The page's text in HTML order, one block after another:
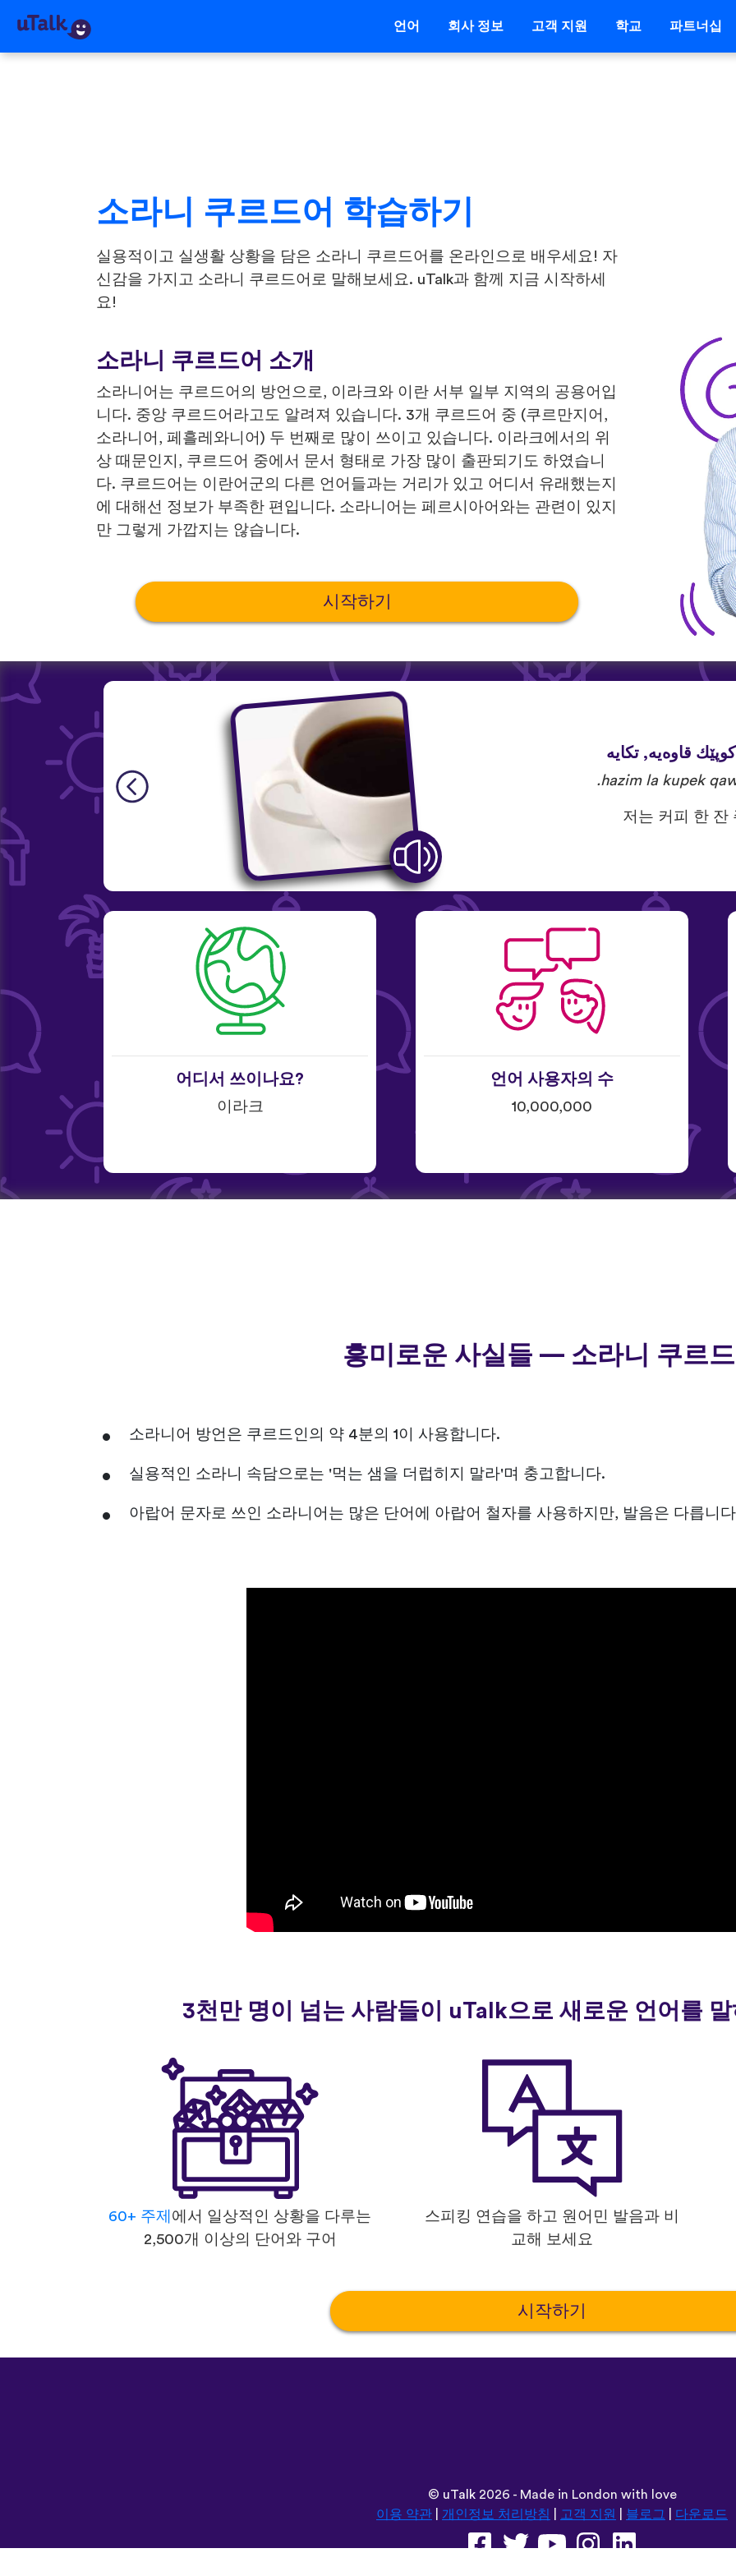
언어 회사 정보 고객 지원 학교 파트너십
소라니 쿠르드어 학습하기
실용적이고 실생활 상황을 담은 소라니 쿠르드어를 온라인으로 배우세요! 자
신감을 가지고 소라니 쿠르드어로 말해보세요. uTalk과 함께 지금 시작하세
요!
소라니 쿠르드어 소개
소라니어는 쿠르드어의 방언으로, 이라크와 이란 서부 일부 지역의 공용어입
니다. 중앙 쿠르드어라고도 알려져 있습니다. 3개 쿠르드어 중 (쿠르만지어,
소라니어, 페흘레와니어) 두 번째로 많이 쓰이고 있습니다. 이라크에서의 위
상 때문인지, 쿠르드어 중에서 문서 형태로 가장 많이 출판되기도 하였습니
다. 쿠르드어는 이란어군의 다른 언어들과는 거리가 있고 어디서 유래했는지
에 대해선 정보가 부족한 편입니다. 소라니어는 페르시아어와는 관련이 있지
만 그렇게 가깝지는 않습니다.
시작하기
قاوه‌یه‌, تكایه‌
hazim la kupek
저는 커피 한 잔
어디서 쓰이나요?
이라크
언어 사용자의 수
10,000,000
흥미로운 사실들 — 소라니 쿠르
소라니어 방언은 쿠르드인의 약 4분의 1이 사용합니다.
실용적인 소라니 속담으로는 '먹는 샘을 더럽히지 말라'며 충고합니다.
아랍어 문자로 쓰인 소라니어는 많은 단어에 아랍어 철자를 사용하지만, 발음은 다릅니
3천만 명이 넘는 사람들이 uTalk으로 새로운 언어를
60+ 주제 에서 일상적인 상황을 다루는
2,500개 이상의 단어와 구어
스피킹 연습을 하고 원어민 발음과 비
교해 보세요
시작하기
© uTalk2026 - Made in London with love
이용 약관
개인정보 처리방침 고객 지원 블로그 다운로드